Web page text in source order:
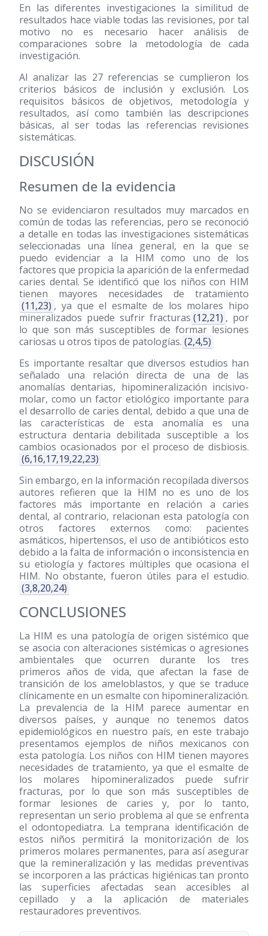
En las diferentes investigaciones la similitud de
resultados hace viable todas las revisiones, por tal
motivo no es necesario hacer análisis de
comparaciones sobre la metodología de cada
investigación.
Al analizar las 27 referencias se cumplieron los
criterios básicos de inclusión y exclusión. Los
requisitos básicos de objetivos, metodología y
resultados, así como también las descripciones
básicas, al ser todas las referencias revisiones
sistemáticas.
DISCUSIÓN
Resumen de la evidencia
No se evidenciaron resultados muy marcados en
común de todas las referencias, pero se reconoció
a detalle en todas las investigaciones sistemáticas
seleccionadas una línea general, en la que se
puedo evidenciar a la HIM como uno de los
factores que propicia la aparición de la enfermedad
caries dental. Se identificó que los niños con HIM
tienen mayores necesidades de tratamiento
(11,23) , ya que el esmalte de los molares hipo
mineralizados puede sufrir fracturas (12,21) , por
lo que son más susceptibles de formar lesiones
cariosas u otros tipos de patologías. (2,4,5)
Es importante resaltar que diversos estudios han
señalado una relación directa de una de las
anomalías dentarias, hipomineralización incisivo-
molar, como un factor etiológico importante para
el desarrollo de caries dental, debido a que una de
las características de esta anomalía es una
estructura dentaria debilitada susceptible a los
cambios ocasionados por el proceso de disbiosis.
(6,16,17,19,22,23)
Sin embargo, en la información recopilada diversos
autores refieren que la HIM no es uno de los
factores más importante en relación a caries
dental, al contrario, relacionan esta patología con
otros factores externos como: pacientes
asmáticos, hipertensos, el uso de antibióticos esto
debido a la falta de información o inconsistencia en
su etiología y factores múltiples que ocasiona el
HIM. No obstante, fueron útiles para el estudio.
(3,8,20,24)
CONCLUSIONES
La HIM es una patología de origen sistémico que
se asocia con alteraciones sistémicas o agresiones
ambientales que ocurren durante los tres
primeros años de vida, que afectan la fase de
transición de los ameloblastos, y que se traduce
clínicamente en un esmalte con hipomineralización.
La prevalencia de la HIM parece aumentar en
diversos países, y aunque no tenemos datos
epidemiológicos en nuestro país, en este trabajo
presentamos ejemplos de niños mexicanos con
esta patología. Los niños con HIM tienen mayores
necesidades de tratamiento, ya que el esmalte de
los molares hipomineralizados puede sufrir
fracturas, por lo que son más susceptibles de
formar lesiones de caries y, por lo tanto,
representan un serio problema al que se enfrenta
el odontopediatra. La temprana identificación de
estos niños permitirá la monitorización de los
primeros molares permanentes, para así asegurar
que la remineralización y las medidas preventivas
se incorporen a las prácticas higiénicas tan pronto
las superficies afectadas sean accesibles al
cepillado y a la aplicación de materiales
restauradores preventivos.